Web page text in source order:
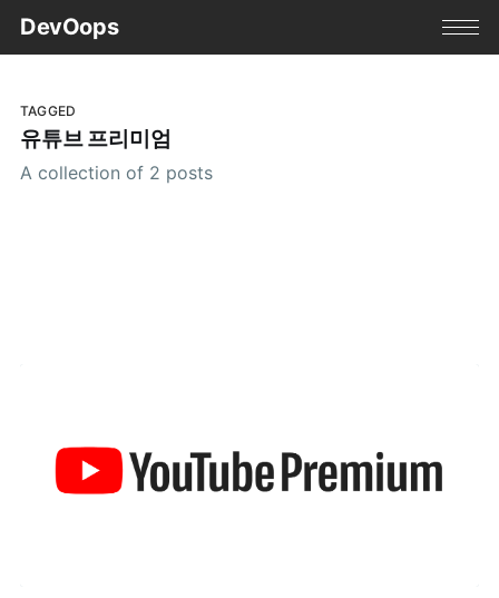
DevOops
TAGGED
유튜브 프리미엄
A collection of 2 posts